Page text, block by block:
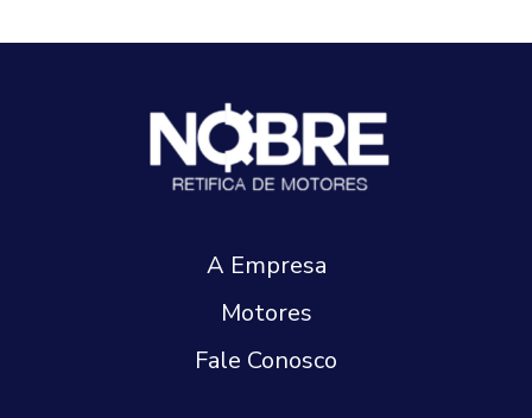
A Empresa
Motores
Fale Conosco